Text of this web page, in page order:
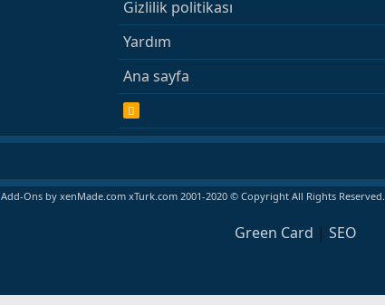
Gizlilik politikası
Yardım
Ana sayfa
R
S
S
Add-Onsby xenMade.com xTurk.com 2001-2020 © Copyright All Rights Reserved.
Green Card | SEO